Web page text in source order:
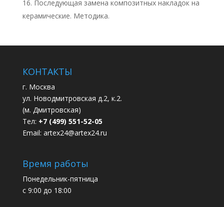
Последующая замена композитных накладок на
керамические. Методика.
КОНТАКТЫ
г. Москва
ул. Новодмитровская д.2, к.2.
(м. Дмитровская)
Тел: +7 (499) 551-52-05
Email: artex24@artex24.ru
Время работы
Понедельник-пятница
с 9:00 до 18:00